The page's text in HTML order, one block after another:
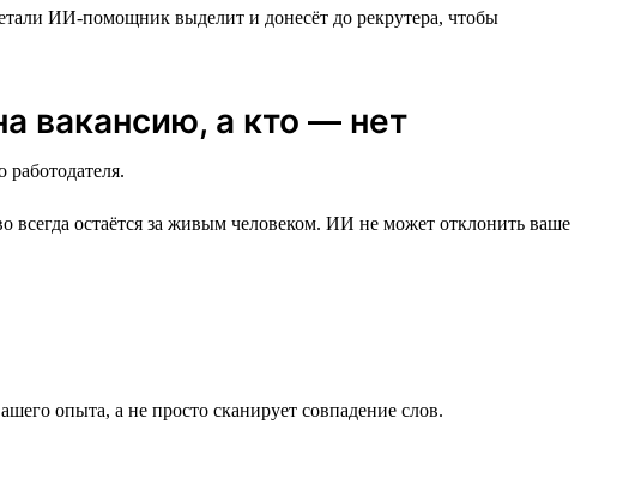
ИИ-помощник выделит и донесёт до рекрутера, чтобы
вакансию, а кто — нет
остаётся за живым человеком. ИИ не может отклонить ваше
опыта, а не просто сканирует совпадение слов.